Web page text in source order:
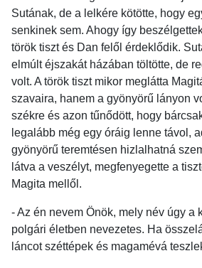
Sutának, de a lelkére kötötte, hogy
senkinek sem. Ahogy így
török tiszt és Dan felől érdeklődik.
elmúlt éjszakát házában töltötte, de
volt. A török tiszt mikor meglátta
szavaira, hanem a gyönyörű lányon
székre és azon tűnődött, hogy
legalább még egy óráig lenne távol,
gyönyörű teremtésen hizlalhatná
látva a veszélyt, megfenyegette a
Magita mellől.
- Az én nevem Önök, mely név úgy a
polgári életben nevezetes. Ha
láncot széttépek és magamévá